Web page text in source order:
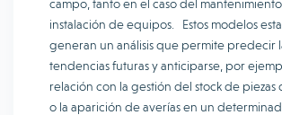
campo, tanto en el caso del
instalación de equipos. Estos modelos
generan un análisis que permite predecir
tendencias futuras y anticiparse, por
relación con la gestión del stock de piezas
o la aparición de averías en un